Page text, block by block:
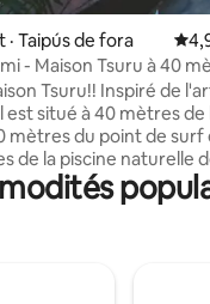
Taipús de fora
- Maison Tsuru à 40
Tsuru!! Inspiré de
est situé à 40 mètres de
mètres du point de surf
de la piscine naturelle
Avec 3 chambres
une cuisine et un